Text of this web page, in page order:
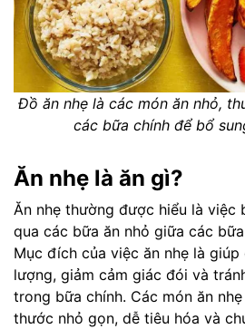
Đồ ăn nhẹ là các món ăn nhỏ,
các bữa chính để bổ
Ăn nhẹ là ăn gì?
Ăn nhẹ thường được hiểu là việc
qua các bữa ăn nhỏ giữa các
Mục đích của việc ăn nhẹ là
lượng, giảm cảm giác đói và
trong bữa chính. Các món ăn
thước nhỏ gọn, dễ tiêu hóa và